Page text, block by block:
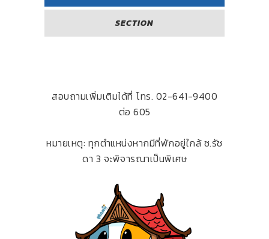
SECTION
สอบถามเพิ่มเติมได้ที่ โทร. 02-641-9400
ต่อ 605
หมายเหตุ: ทุกตำแหน่งหากมีที่พักอยู่ใกล้ ซ.รัช
ดา 3 จะพิจารณาเป็นพิเศษ